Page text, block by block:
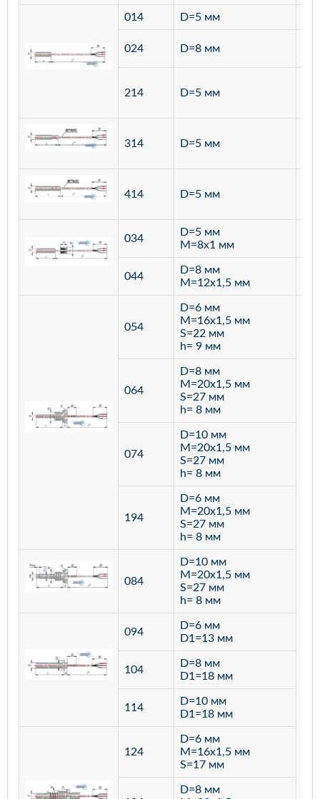
014 D=5 мм
024 D=8 мм
214 D=5 мм
314 D=5 мм
414 D=5 мм
034
D=5 мм
M=8х1 мм
044
D=8 мм
M=12х1,5 мм
054
D=6 мм
M=16х1,5 мм
S=22 мм
h= 9 мм
064
D=8 мм
M=20х1,5 мм
S=27 мм
h= 8 мм
074
D=10 мм
M=20х1,5 мм
S=27 мм
h= 8 мм
194
D=6 мм
M=20х1,5 мм
S=27 мм
h= 8 мм
084
D=10 мм
M=20х1,5 мм
S=27 мм
h= 8 мм
094
D=6 мм
D1=13 мм
104
D=8 мм
D1=18 мм
114
D=10 мм
D1=18 мм
124
D=6 мм
M=16х1,5 мм
S=17 мм
D=8 мм